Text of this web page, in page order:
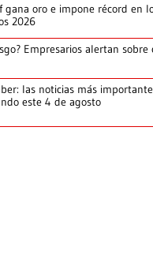
gana oro e impone récord en
2026
Empresarios alertan sobre
las noticias más
este 4 de agosto